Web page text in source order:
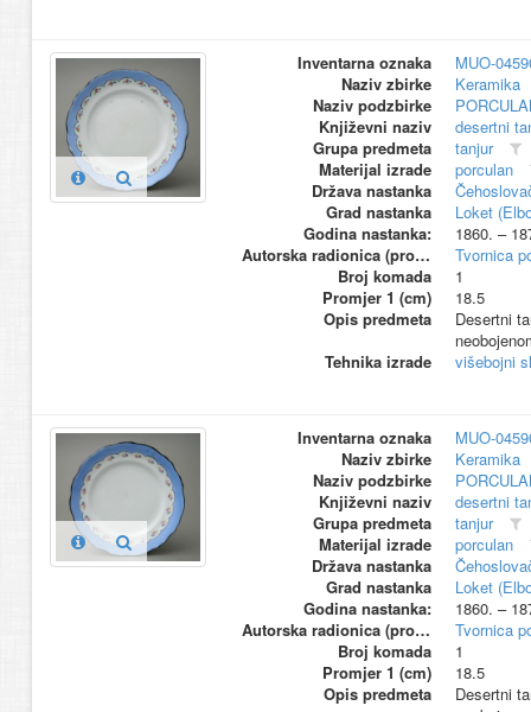
Inventarna oznaka
MUO-
Naziv zbirke
Keramika
Naziv podzbirke
Književni naziv
desertni
Grupa predmeta
tanjur
Materijal izrade
porculan
Država nastanka
Grad nastanka
Loket
Godina nastanka:
1860. –
Autorska radionica (proizvođač)
Tvornica
Broj komada
1
Promjer 1 (cm)
18.5
Opis predmeta
Desertni
Tehnika izrade
višebojni
Inventarna oznaka
MUO-
Naziv zbirke
Keramika
Naziv podzbirke
Književni naziv
desertni
Grupa predmeta
tanjur
Materijal izrade
porculan
Država nastanka
Grad nastanka
Loket
Godina nastanka:
1860. –
Autorska radionica (proizvođač)
Tvornica
Broj komada
1
Promjer 1 (cm)
18.5
Opis predmeta
Desertni